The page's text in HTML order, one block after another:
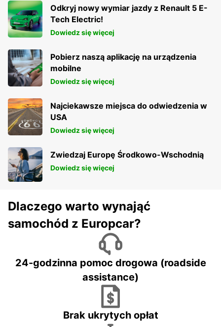
Odkryj nowy wymiar jazdy z Renault 5 E-
Tech Electric!
Dowiedz się więcej
Pobierz naszą aplikację na urządzenia
mobilne
Dowiedz się więcej
Najciekawsze miejsca do odwiedzenia w
USA
Dowiedz się więcej
Zwiedzaj Europę Środkowo-Wschodnią
Dowiedz się więcej
Dlaczego warto wynająć
samochód z Europcar?
24-godzinna pomoc drogowa (roadside
assistance)
Brak ukrytych opłat